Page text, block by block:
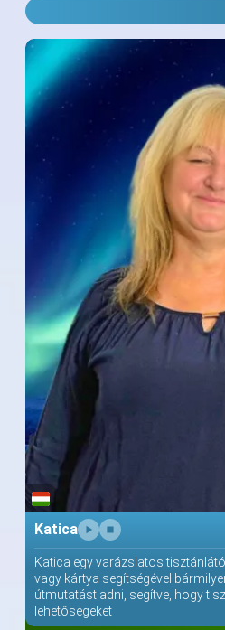
Katica
Katica egy varázslatos
vagy kártya segítségével
útmutatást adni, segítve, hogy
lehetőségeket